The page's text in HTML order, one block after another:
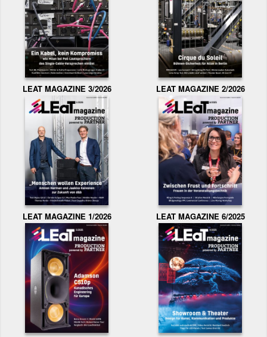
LEAT MAGAZINE 3/2026 LEAT MAGAZINE 2/2026
LEAT MAGAZINE 1/2026 LEAT MAGAZINE 6/2025